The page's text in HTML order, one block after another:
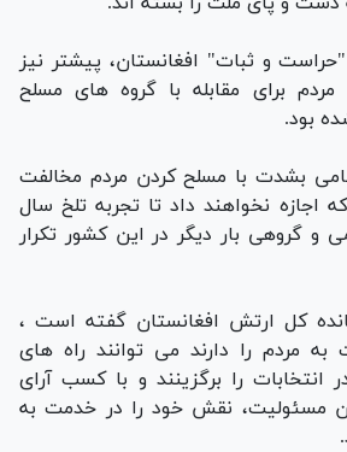
و ثبات" افغانستان، پیشتر نیز
برای مقابله با گروه های مسلح
بود.
بشدت با مسلح کردن مردم مخالفت
اجازه نخواهند داد تا تجربه تلخ سال
و گروهی بار دیگر در این کشور تکرار
کل ارتش افغانستان گفته است ،
مردم را دارند می توانند راه های
انتخابات را برگزینند و با کسب آرای
مسئولیت، نقش خود را در خدمت به